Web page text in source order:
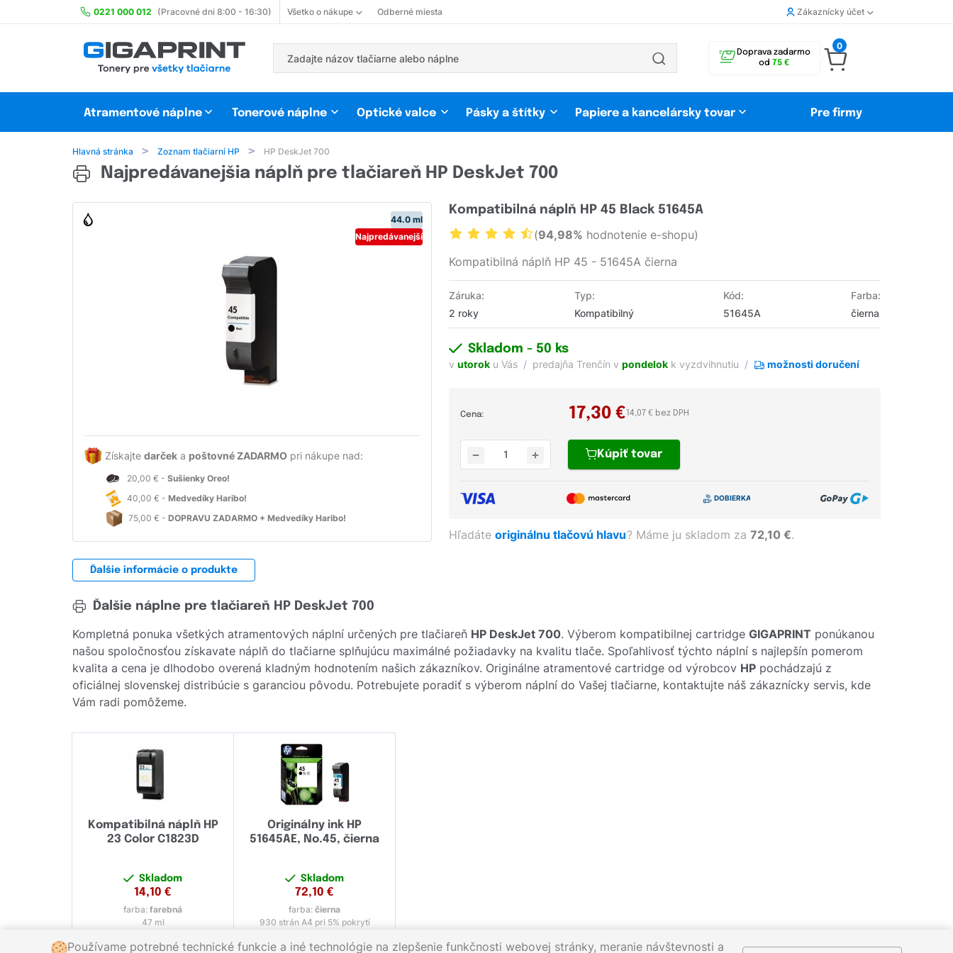
0221 000 012 (Pracovné dni 8:00 - 16:30) Všetko o nákupe Odberné miesta Zákaznícky účet
Doprava zadarmo
od 75 €
0
Atramentové náplne Tonerové náplne Optické valce Pásky a štítky Papiere a kancelársky tovar Pre firmy
Hlavná stránka Zoznam tlačiarní HP HP DeskJet 700
Najpredávanejšia náplň pre tlačiareň HP DeskJet 700
44.0 ml
Najpredávanejší
Získajte darček a poštovné ZADARMO pri nákupe nad:
20,00 € - Sušienky Oreo!
40,00 € - Medvedíky Haribo!
75,00 € - DOPRAVU ZADARMO + Medvedíky Haribo!
Kompatibilná náplň HP 45 Black 51645A
(94,98% hodnotenie e-shopu)
Kompatibilná náplň HP 45 - 51645A čierna
Záruka:
2 roky
Typ:
Kompatibilný
Kód:
51645A
Farba:
čierna
Skladom- 50 ks
vutorok u Vás predajňa Trenčín vpondelok k vyzdvihnutiu možnosti doručení
Cena: 17,30 € 14,07 € bez DPH
Kúpiťtovar
Hľadáteoriginálnu tlačovú hlavu? Máme ju skladom za72,10 €.
Ďalšie informácie o produkte
Ďalšie náplne pre tlačiareň HP DeskJet 700
Kompletná ponuka všetkých atramentových náplní určených pre tlačiareň HP DeskJet 700. Výberom kompatibilnej cartridge GIGAPRINT ponúkanou
našou spoločnosťou získavate náplň do tlačiarne splňujúcu maximálné požiadavky na kvalitu tlače. Spoľahlivosť týchto náplní s najlepšín pomerom
kvalita a cena je dlhodobo overená kladným hodnotením našich zákazníkov. Originálne atramentové cartridge od výrobcov HP pochádzajú z
oficiálnej slovenskej distribúcie s garanciou pôvodu. Potrebujete poradiť s výberom náplní do Vašej tlačiarne, kontaktujte náš zákaznícky servis, kde
Vám radi pomôžeme.
Kompatibilná náplň HP
23 Color C1823D
Skladom
14,10 €
farba:farebná
47 ml
Originálny ink HP
51645AE, No.45, čierna
Skladom
72,10 €
farba:čierna
930 strán A4 pri 5% pokrytí
Používame potrebné technické funkcie a iné technológie na zlepšenie funkčnosti webovej stránky, meranie návštevnosti a